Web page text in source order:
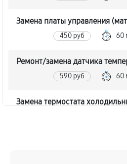
Замена платы управления
450 руб 60
Ремонт/замена датчика
590 руб 60
Замена термостата